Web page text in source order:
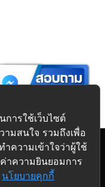
Co., Ltd.
ครบวงจร
การใช้เว็บไซต์
มสนใจ รวมถึงเพื่อ
ำความเข้าใจว่าผู้ใช้
าความยินยอมการ
นโยบายคุกกี้